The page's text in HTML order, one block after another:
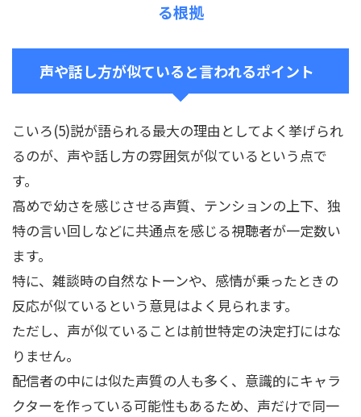
る根拠
声や話し方が似ていると言われるポイント
こいろ(5)説が語られる最大の理由としてよく挙げられ
るのが、声や話し方の雰囲気が似ているという点で
す。
高めで幼さを感じさせる声質、テンションの上下、独
特の言い回しなどに共通点を感じる視聴者が一定数い
ます。
特に、雑談時の自然なトーンや、感情が乗ったときの
反応が似ているという意見はよく見られます。
ただし、声が似ていることは前世特定の決定打にはな
りません。
配信者の中には似た声質の人も多く、意識的にキャラ
クターを作っている可能性もあるため、声だけで同一